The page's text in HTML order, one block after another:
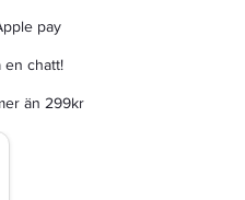
pay
en chatt!
än 299kr